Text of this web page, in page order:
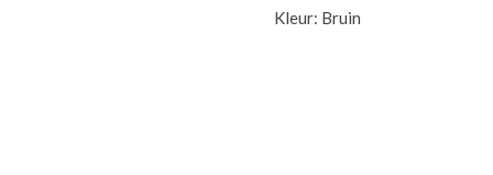
Kleur: Bruin